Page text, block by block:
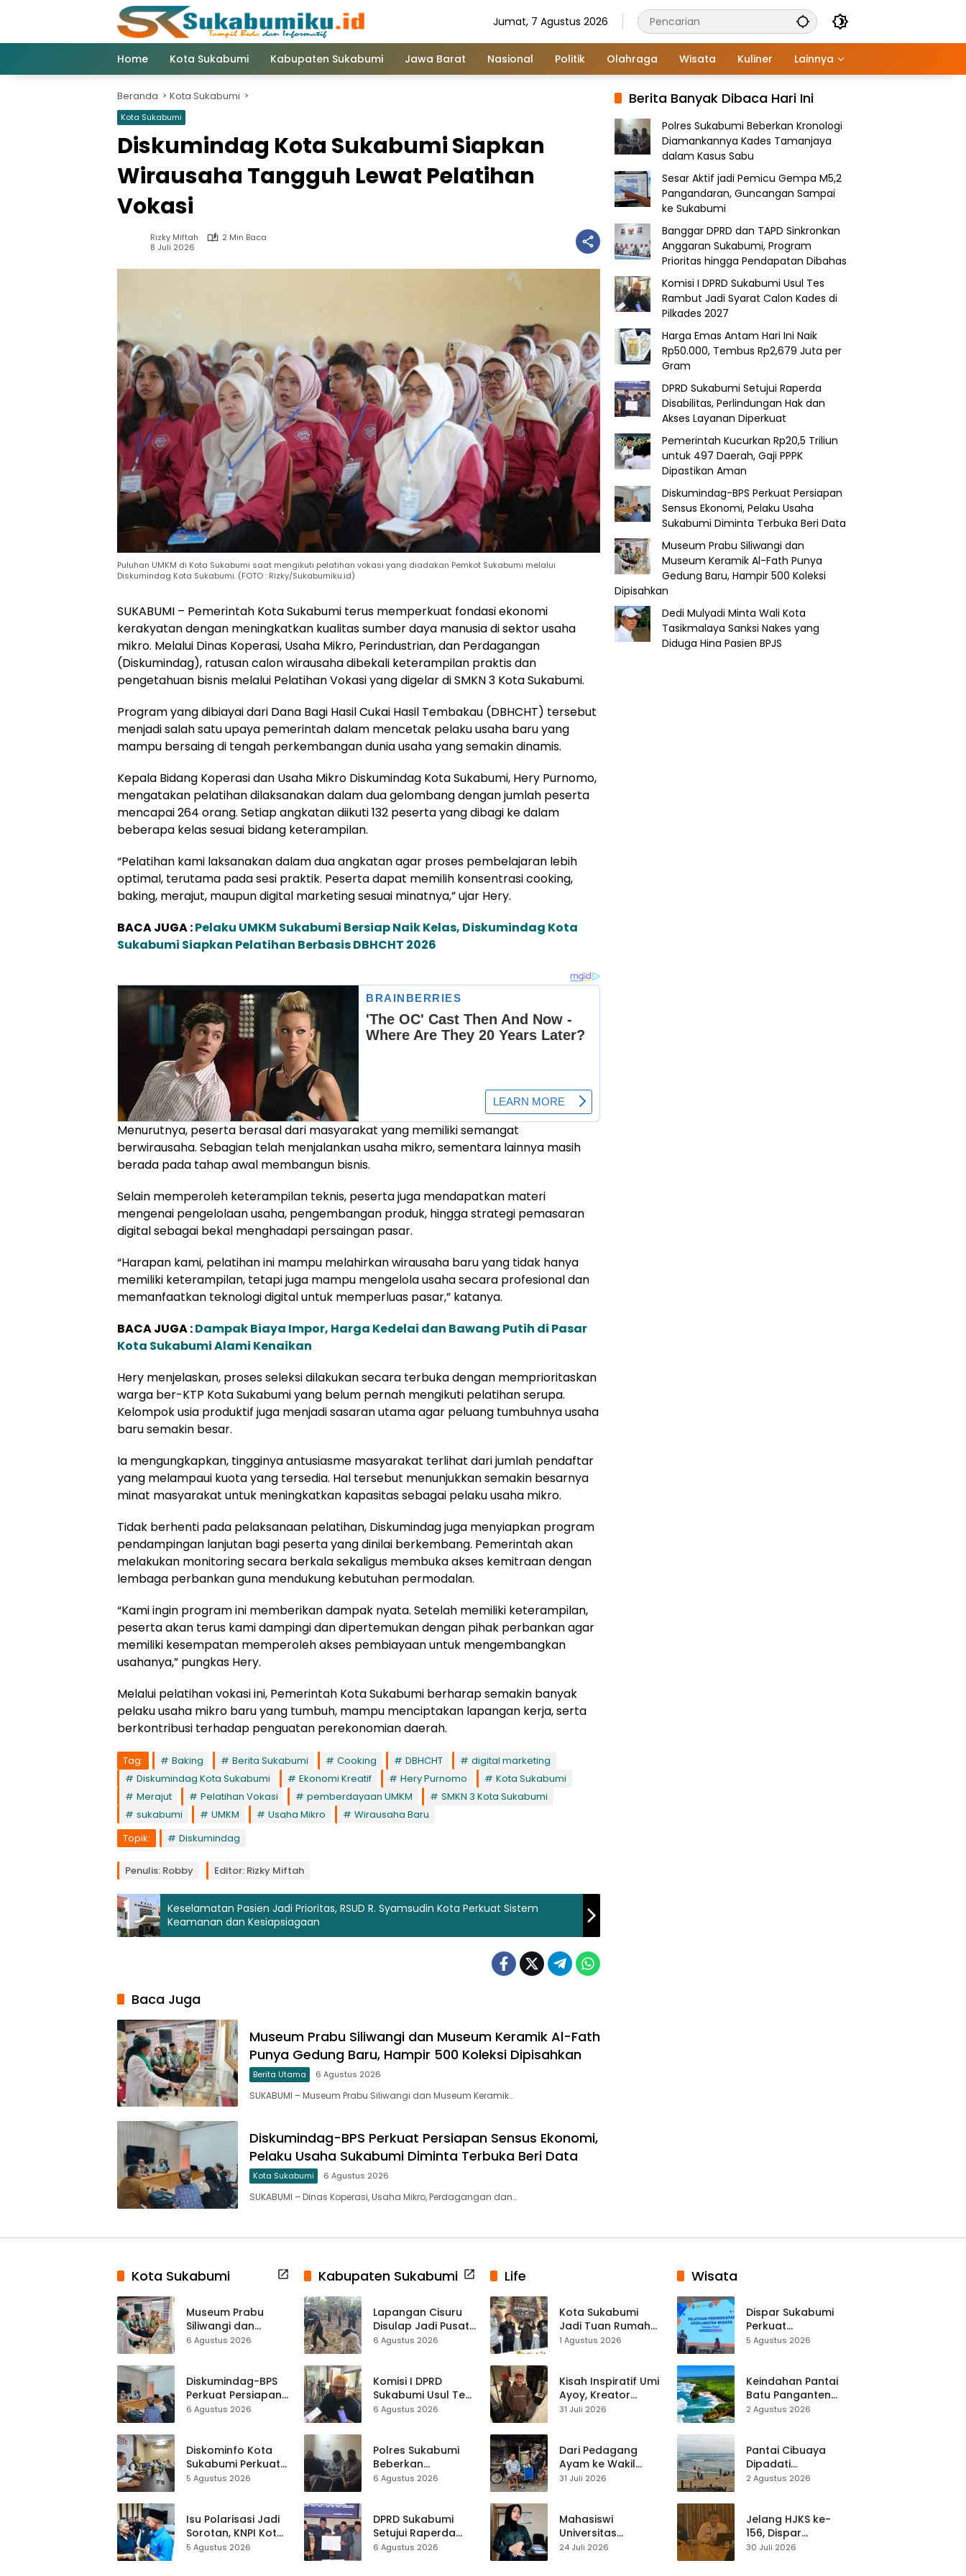
Jumat, 7 Agustus 2026
Home Kota Sukabumi Kabupaten Sukabumi Jawa Barat Nasional Politik Olahraga Wisata Kuliner Lainnya
Beranda Kota Sukabumi
Kota Sukabumi
Diskumindag Kota Sukabumi Siapkan
Wirausaha Tangguh Lewat Pelatihan
Vokasi
Rizky Miftah
2 Min Baca
8 Juli 2026
Puluhan UMKM di Kota Sukabumi saat mengikuti pelatihan vokasi yang diadakan Pemkot Sukabumi melalui
Diskumindag Kota Sukabumi. (FOTO : Rizky/Sukabumiku.id)
SUKABUMI – Pemerintah Kota Sukabumi terus memperkuat fondasi ekonomi
kerakyatan dengan meningkatkan kualitas sumber daya manusia di sektor usaha
mikro. Melalui Dinas Koperasi, Usaha Mikro, Perindustrian, dan Perdagangan
(Diskumindag), ratusan calon wirausaha dibekali keterampilan praktis dan
pengetahuan bisnis melalui Pelatihan Vokasi yang digelar di SMKN 3 Kota Sukabumi.
Program yang dibiayai dari Dana Bagi Hasil Cukai Hasil Tembakau (DBHCHT) tersebut
menjadi salah satu upaya pemerintah dalam mencetak pelaku usaha baru yang
mampu bersaing di tengah perkembangan dunia usaha yang semakin dinamis.
Kepala Bidang Koperasi dan Usaha Mikro Diskumindag Kota Sukabumi, Hery Purnomo,
mengatakan pelatihan dilaksanakan dalam dua gelombang dengan jumlah peserta
mencapai 264 orang. Setiap angkatan diikuti 132 peserta yang dibagi ke dalam
beberapa kelas sesuai bidang keterampilan.
“Pelatihan kami laksanakan dalam dua angkatan agar proses pembelajaran lebih
optimal, terutama pada sesi praktik. Peserta dapat memilih konsentrasi cooking,
baking, merajut, maupun digital marketing sesuai minatnya,” ujar Hery.
BACA JUGA :Pelaku UMKM Sukabumi Bersiap Naik Kelas, Diskumindag Kota
Sukabumi Siapkan Pelatihan Berbasis DBHCHT 2026
Menurutnya, peserta berasal dari masyarakat yang memiliki semangat
berwirausaha. Sebagian telah menjalankan usaha mikro, sementara lainnya masih
berada pada tahap awal membangun bisnis.
Selain memperoleh keterampilan teknis, peserta juga mendapatkan materi
mengenai pengelolaan usaha, pengembangan produk, hingga strategi pemasaran
digital sebagai bekal menghadapi persaingan pasar.
“Harapan kami, pelatihan ini mampu melahirkan wirausaha baru yang tidak hanya
memiliki keterampilan, tetapi juga mampu mengelola usaha secara profesional dan
memanfaatkan teknologi digital untuk memperluas pasar,” katanya.
BACA JUGA :Dampak Biaya Impor, Harga Kedelai dan Bawang Putih di Pasar
Kota Sukabumi Alami Kenaikan
Hery menjelaskan, proses seleksi dilakukan secara terbuka dengan memprioritaskan
warga ber-KTP Kota Sukabumi yang belum pernah mengikuti pelatihan serupa.
Kelompok usia produktif juga menjadi sasaran utama agar peluang tumbuhnya usaha
baru semakin besar.
Ia mengungkapkan, tingginya antusiasme masyarakat terlihat dari jumlah pendaftar
yang melampaui kuota yang tersedia. Hal tersebut menunjukkan semakin besarnya
minat masyarakat untuk meningkatkan kapasitas sebagai pelaku usaha mikro.
Tidak berhenti pada pelaksanaan pelatihan, Diskumindag juga menyiapkan program
pendampingan lanjutan bagi peserta yang dinilai berkembang. Pemerintah akan
melakukan monitoring secara berkala sekaligus membuka akses kemitraan dengan
lembaga perbankan guna mendukung kebutuhan permodalan.
“Kami ingin program ini memberikan dampak nyata. Setelah memiliki keterampilan,
peserta akan terus kami dampingi dan dipertemukan dengan pihak perbankan agar
memiliki kesempatan memperoleh akses pembiayaan untuk mengembangkan
usahanya,” pungkas Hery.
Melalui pelatihan vokasi ini, Pemerintah Kota Sukabumi berharap semakin banyak
pelaku usaha mikro baru yang tumbuh, mampu menciptakan lapangan kerja, serta
berkontribusi terhadap penguatan perekonomian daerah.
Tag: Baking Berita Sukabumi Cooking DBHCHT
digital marketing
Diskumindag Kota Sukabumi
Ekonomi Kreatif Hery Purnomo
Kota Sukabumi
Merajut
Pelatihan Vokasi pemberdayaan UMKM
SMKN 3 Kota Sukabumi
sukabumi
UMKM Usaha Mikro
Wirausaha Baru
Topik:
Diskumindag
Penulis: Robby Editor: Rizky Miftah
Keselamatan Pasien Jadi Prioritas, RSUD R. Syamsudin Kota Perkuat Sistem
Keamanan dan Kesiapsiagaan
Baca Juga
Museum Prabu Siliwangi dan Museum Keramik Al-Fath
Punya Gedung Baru, Hampir 500 Koleksi Dipisahkan
Berita Utama 6 Agustus 2026
SUKABUMI – Museum Prabu Siliwangi dan Museum Keramik…
Diskumindag-BPS Perkuat Persiapan Sensus Ekonomi,
Pelaku Usaha Sukabumi Diminta Terbuka Beri Data
Kota Sukabumi 6 Agustus 2026
SUKABUMI – Dinas Koperasi, Usaha Mikro, Perdagangan dan…
Berita Banyak Dibaca Hari Ini
Polres Sukabumi Beberkan Kronologi
Diamankannya Kades Tamanjaya
dalam Kasus Sabu
Sesar Aktif jadi Pemicu Gempa M5,2
Pangandaran, Guncangan Sampai
ke Sukabumi
Banggar DPRD dan TAPD Sinkronkan
Anggaran Sukabumi, Program
Prioritas hingga Pendapatan Dibahas
Komisi I DPRD Sukabumi Usul Tes
Rambut Jadi Syarat Calon Kades di
Pilkades 2027
Harga Emas Antam Hari Ini Naik
Rp50.000, Tembus Rp2,679 Juta per
Gram
DPRD Sukabumi Setujui Raperda
Disabilitas, Perlindungan Hak dan
Akses Layanan Diperkuat
Pemerintah Kucurkan Rp20,5 Triliun
untuk 497 Daerah, Gaji PPPK
Dipastikan Aman
Diskumindag-BPS Perkuat Persiapan
Sensus Ekonomi, Pelaku Usaha
Sukabumi Diminta Terbuka Beri Data
Museum Prabu Siliwangi dan
Museum Keramik Al-Fath Punya
Gedung Baru, Hampir 500 Koleksi
Dipisahkan
Dedi Mulyadi Minta Wali Kota
Tasikmalaya Sanksi Nakes yang
Diduga Hina Pasien BPJS
Kota Sukabumi
Museum Prabu
Siliwangi dan
Museum Keramik
Hampir 500 Koleksi
Dipisahkan
6 Agustus 2026
Diskumindag-BPS
Perkuat Persiapan
Sensus Ekonomi,
Terbuka Beri Data
6 Agustus 2026
Diskominfo Kota
Sukabumi Perkuat
Satu Data
Kewilayahan
Dikebut
5 Agustus 2026
Isu Polarisasi Jadi
Sorotan, KNPI Kota
Sukabumi Ajak
5 Agustus 2026
Kabupaten Sukabumi
Lapangan Cisuru
Disulap Jadi Pusat
Perayaan HUT RI,
Satukan Tenaga
6 Agustus 2026
Komisi I DPRD
Sukabumi Usul Tes
Rambut Jadi
2027
6 Agustus 2026
Polres Sukabumi
Beberkan
Kronologi
dalam Kasus Sabu
6 Agustus 2026
DPRD Sukabumi
Setujui Raperda
Disabilitas,
6 Agustus 2026
Life
Kota Sukabumi
Jadi Tuan Rumah
Kontes Batu Akik
1 Agustus 2026
Kisah Inspiratif Umi
Ayoy, Kreator
TikTok Asal
Live Streaming
31 Juli 2026
Dari Pedagang
Ayam ke Wakil
Ketua DPRD, H.
Pasar Cisaat
31 Juli 2026
Mahasiswi
Universitas
Muhammadiyah
24 Juli 2026
Wisata
Dispar Sukabumi
Perkuat
Keselamatan
Mitigasi hingga
Teknik Evakuasi
5 Agustus 2026
Keindahan Pantai
Batu Panganten
Mulai Dilirik
2 Agustus 2026
Pantai Cibuaya
Dipadati
Wisatawan,
Waspada
2 Agustus 2026
Jelang HJKS ke-
156, Dispar
Kabupaten
30 Juli 2026